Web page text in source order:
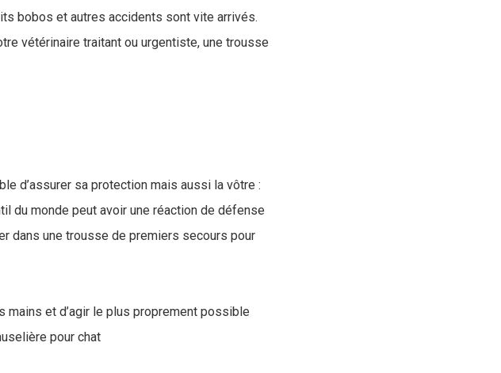
bobos et autres accidents sont vite arrivés.
vétérinaire traitant ou urgentiste, une trousse
d’assurer sa protection mais aussi la vôtre :
du monde peut avoir une réaction de défense
dans une trousse de premiers secours pour
et d’agir le plus proprement possible
pour chat